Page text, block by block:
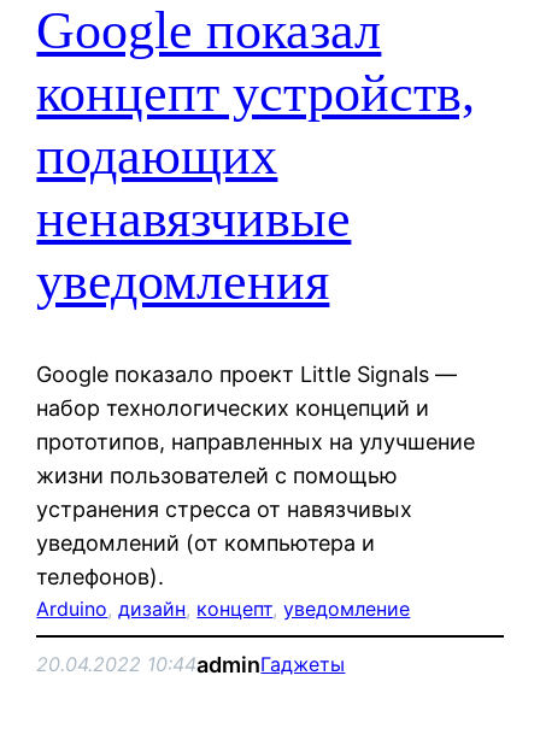
Google показал
концепт устройств,
подающих
ненавязчивые
уведомления
Google показало проект Little Signals —
набор технологических концепций и
прототипов, направленных на улучшение
жизни пользователей с помощью
устранения стресса от навязчивых
уведомлений (от компьютера и
телефонов).
Arduino, дизайн, концепт, уведомление
20.04.2022 10:44adminГаджеты